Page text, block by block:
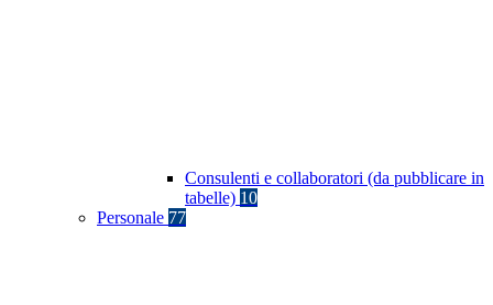
Consulenti e collaboratori (da pubblicare in
tabelle) 10
Personale 77